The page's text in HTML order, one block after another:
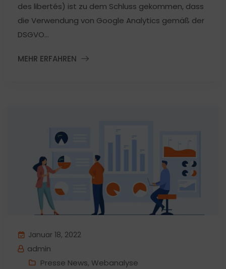
des libertés) ist zu dem Schluss gekommen, dass
die Verwendung von Google Analytics gemäß der
DSGVO...
MEHR ERFAHREN
Januar 18, 2022
admin
Presse News, Webanalyse